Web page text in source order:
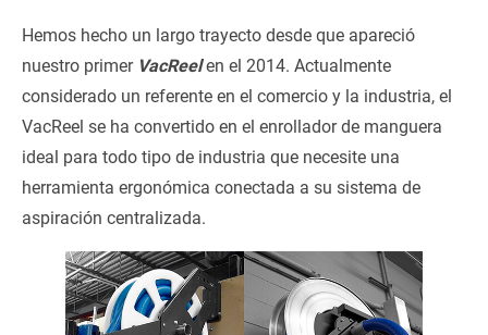
Hemos hecho un largo trayecto desde que apareció
nuestro primer VacReelen el 2014. Actualmente
considerado un referente en el comercio y la industria, el
VacReel se ha convertido en el enrollador de manguera
ideal para todo tipo de industria que necesite una
herramienta ergonómica conectada a su sistema de
aspiración centralizada.